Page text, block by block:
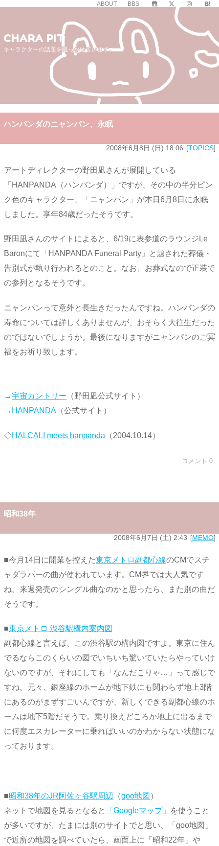
ABOUT BBS
CHARA PIT
キャラクターの話題を追っかけています。
ハンパンダのニャンパン、永眠
2008年6月8日 (日) 18:06 TOPICS
アートディレクターの野田凪さんが展開している
「HANPANDA（ハンパンダ）」ですが、その中の半分ピン
ク色のキャラクター、「ニャンパン」が本日6月8日に永眠
しました。享年84歳だったそうです。
野田凪さんのサイトによると、6/19に表参道のラウンジLe
Baronにて「HANPANDA Funeral Party」と題された葬儀・
告別式が執り行われるとのこと。なお、お葬式なので正装で
の参列となるそうです。
ニャンパンって意外と長生きだったんですね。ハンパンダの
寿命については詳しくありませんが、おそらく大往生だった
のではないでしょうか。最後になりますがニャンパンのご冥
福をお祈り致します。
→宇宙カントリー （野田凪公式サイト）
→ HANPANDA （公式サイト）
◇HALCALI meets hanpanda （2004.10.14）
コメント:0
昭和38年
2008年6月7日 (土) 2:43 MEMO
■今月14日に開業を控えた東京メトロ副都心線のCMでスチ
ャダラパーの曲が使われています。CM界では大人気です
ね。来週発売のシングル曲なのかと思ったら、また別の曲だ
そうです。
■東京メトロ 渋谷駅構内案内図
副都心線と言えば、この渋谷駅の構内図ですよ。東京に住ん
でるならこのくらいの図でいちいち驚いていたらやっていけ
ないのですが、それにしても「なんだこりゃ…」って感じで
すね。元々、銀座線のホームが地下鉄にも関わらず地上3階
にあるのがまずすごいんですが、新しくできる副都心線のホ
ームは地下5階だそうで。乗り換えどころか地上に出るまで
に何度エスカレーターに乗ればいいのかわからない状態にな
っております。
■昭和38年のJR阿佐ヶ谷駅周辺 （goo地図 ）
ネットで地図を見るとなると
「Googleマップ」
を使うこと
が多いですが、たまには別のサイトでと思い、「goo地図」
で近所の地図を調べていたら、画面上に「昭和22年」や